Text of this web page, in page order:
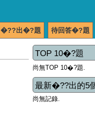
待回答�?題
�??出�?題
TOP 10�?題
尚無TOP 10�?題.
最新�??出的5
尚無記錄.